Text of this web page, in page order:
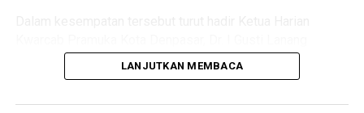
Jelantik beserta jajaran Kwarcab Pramuka Kota Denpasar
dan Perwakilan OPD terkait dilingkungan Pemerintah Kota
LANJUTKAN MEMBACA